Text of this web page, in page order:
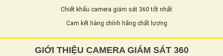
Chiết khấu camera giám sát 360 tốt nhất
Cam kết hàng chính hãng chất lượng
GIỚI THIỆU CAMERA GIÁM SÁT 360